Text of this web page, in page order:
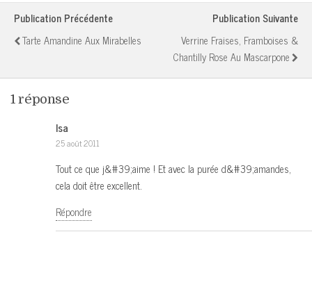
Publication Précédente
Tarte Amandine Aux Mirabelles
Publication Suivante
Verrine Fraises, Framboises &
Chantilly Rose Au Mascarpone
1 réponse
Isa
25 août 2011
Tout ce que j&#39;aime ! Et avec la purée d&#39;amandes,
cela doit être excellent.
Répondre